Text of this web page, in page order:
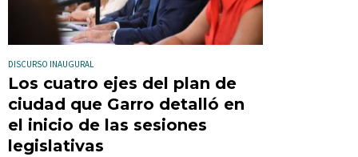
DISCURSO INAUGURAL
Los cuatro ejes del plan de
ciudad que Garro detalló en
el inicio de las sesiones
legislativas